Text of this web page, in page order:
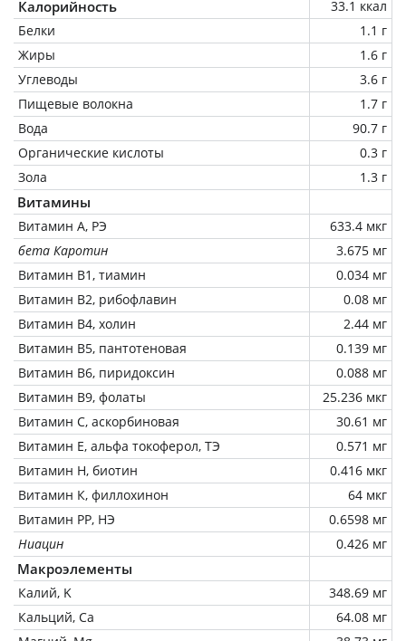
Калорийность
33.1 ккал
Белки
1.1 г
Жиры
1.6 г
Углеводы
3.6 г
Пищевые волокна
1.7 г
Вода
90.7 г
Органические кислоты
0.3 г
Зола
1.3 г
Витамины
Витамин А, РЭ
633.4 мкг
бета Каротин
3.675 мг
Витамин В1, тиамин
0.034 мг
Витамин В2, рибофлавин
0.08 мг
Витамин В4, холин
2.44 мг
Витамин В5, пантотеновая
0.139 мг
Витамин В6, пиридоксин
0.088 мг
Витамин В9, фолаты
25.236 мкг
Витамин C, аскорбиновая
30.61 мг
Витамин Е, альфа токоферол, ТЭ
0.571 мг
Витамин Н, биотин
0.416 мкг
Витамин К, филлохинон
64 мкг
Витамин РР, НЭ
0.6598 мг
Ниацин
0.426 мг
Макроэлементы
Калий, K
348.69 мг
Кальций, Ca
64.08 мг